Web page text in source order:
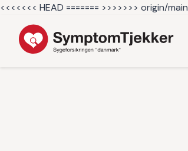
<<<<<<< HEAD ======= >>>>>>> origin/main